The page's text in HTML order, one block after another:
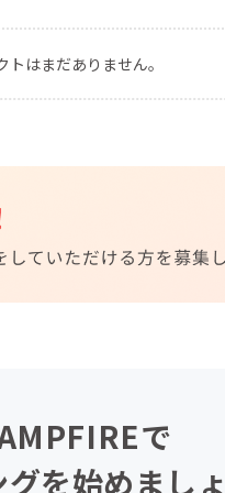
CAMPFIRE Creation
ya コミュニティ
はまだありません。
で
を始めまし